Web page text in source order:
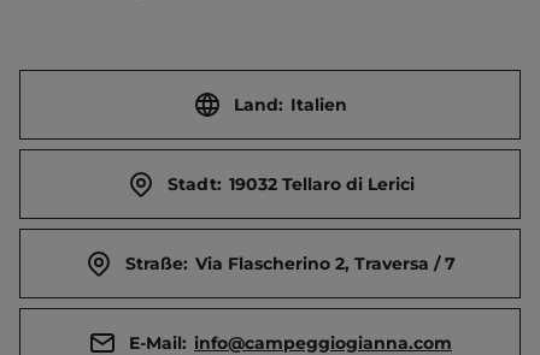
Touristen-/Dauerstellplätze 25/0.
Land: Italien
Stadt: 19032 Tellaro di Lerici
Straße: Via Flascherino 2, Traversa / 7
E-Mail: info@campeggiogianna.com